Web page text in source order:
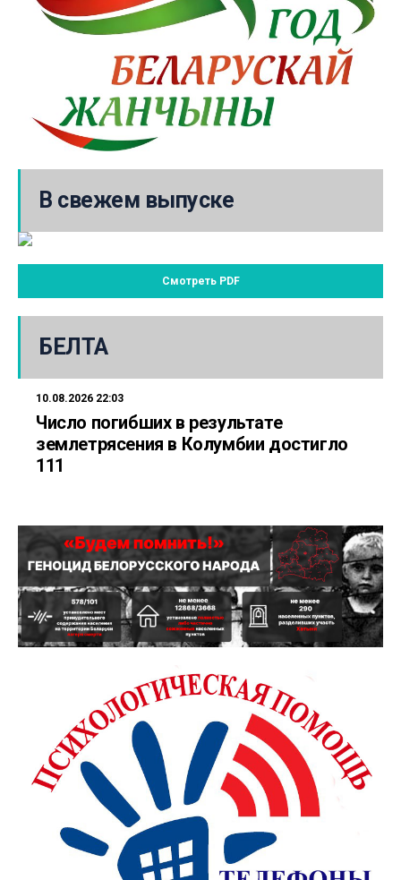
В свежем выпуске
Смотреть PDF
БЕЛТА
10.08.2026 22:03
Число погибших в результате
землетрясения в Колумбии достигло
111